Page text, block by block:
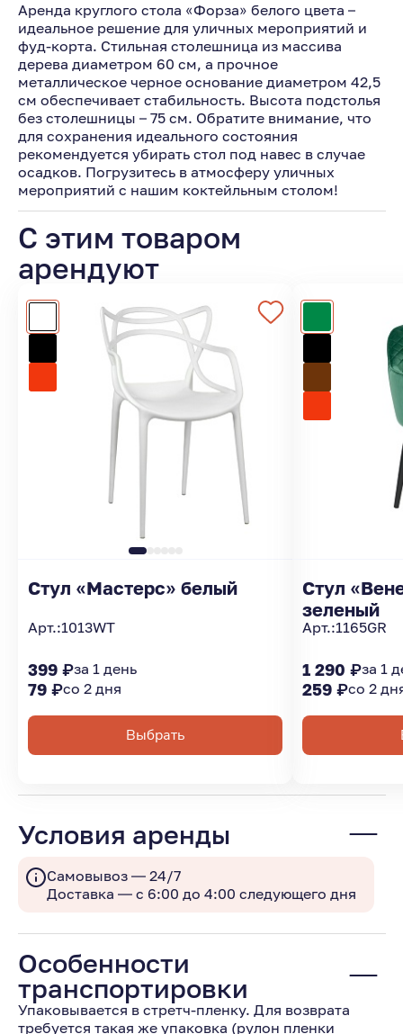
Аренда круглого стола «Форза» белого цвета –
идеальное решение для уличных мероприятий и
фуд-корта. Стильная столешница из массива
дерева диаметром 60 см, а прочное
металлическое черное основание диаметром 42,5
см обеспечивает стабильность. Высота подстолья
без столешницы – 75 см. Обратите внимание, что
для сохранения идеального состояния
рекомендуется убирать стол под навес в случае
осадков. Погрузитесь в атмосферу уличных
мероприятий с нашим коктейльным столом!
С этим товаром
арендуют
Стул «Мастерс» белый
Арт.:1013WT
399 ₽за 1 день
79 ₽со 2 дня
Выбрать
Стул
зеленый
Арт.:1165GR
1 290 ₽за 1
259 ₽со 2
Условия аренды
Самовывоз — 24/7
Доставка — с 6:00 до 4:00 следующего дня
Особенности
транспортировки
Упаковывается в стретч-пленку. Для возврата
требуется такая же упаковка (рулон пленки